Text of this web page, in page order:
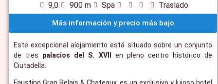
9,0 900 m Spa Traslado
Más información y precio más bajo
Este excepcional alojamiento está situado sobre un conjunto
de tres palacios del S. XVII
en pleno centro histórico de
Ciutadella.